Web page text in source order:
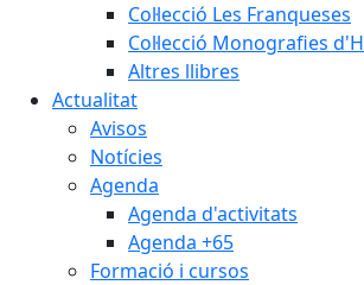
Col·lecció Les Franqueses
Col·lecció Monografies
Altres llibres
Actualitat
Avisos
Notícies
Agenda
Agenda d'activitats
Agenda +65
Formació i cursos